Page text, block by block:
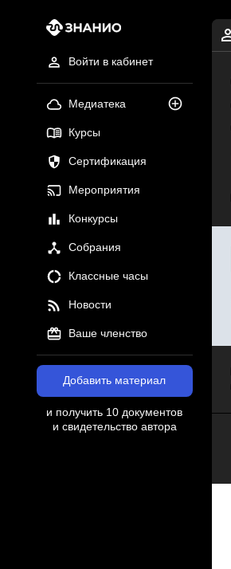
Войти в кабинет
Медиатека
Курсы
Сертификация
Мероприятия
Конкурсы
Собрания
Классные часы
Новости
Ваше членство
Добавить материал
и получить 10 документов
и свидетельство автора